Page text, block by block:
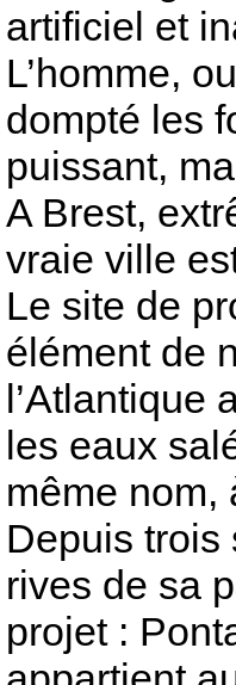
artificiel et
L’homme,
dompté les
puissant,
A Brest,
vraie ville
Le site de
élément de
l’Atlantique
les eaux
même nom,
Depuis trois
rives de sa
projet :